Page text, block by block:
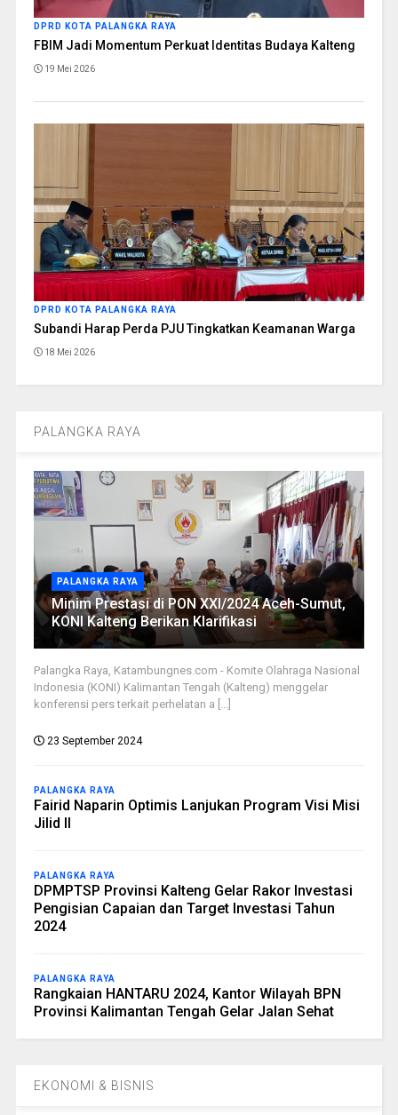
DPRD KOTA PALANGKA RAYA
FBIM Jadi Momentum Perkuat Identitas Budaya Kalteng
19 Mei 2026
DPRD KOTA PALANGKA RAYA
Subandi Harap Perda PJU Tingkatkan Keamanan Warga
18 Mei 2026
PALANGKA RAYA
PALANGKA RAYA
Minim Prestasi di PON XXI/2024 Aceh-Sumut,
KONI Kalteng Berikan Klarifikasi
Palangka Raya, Katambungnes.com - Komite Olahraga Nasional
Indonesia (KONI) Kalimantan Tengah (Kalteng) menggelar
konferensi pers terkait perhelatan a [...]
23 September 2024
PALANGKA RAYA
Fairid Naparin Optimis Lanjukan Program Visi Misi
Jilid II
PALANGKA RAYA
DPMPTSP Provinsi Kalteng Gelar Rakor Investasi
Pengisian Capaian dan Target Investasi Tahun
2024
PALANGKA RAYA
Rangkaian HANTARU 2024, Kantor Wilayah BPN
Provinsi Kalimantan Tengah Gelar Jalan Sehat
EKONOMI & BISNIS